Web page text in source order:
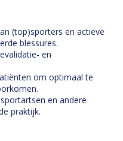
(top)sporters en actieve
blessures.
en
om optimaal te
en andere
praktijk.